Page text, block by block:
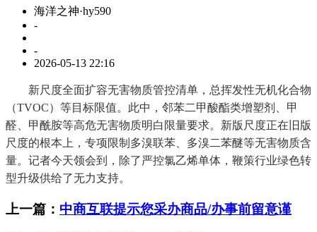
海洋之神·hy590
-
-
2026-05-13 22:16
新尺度全面扩容无害物质管控清单，总挥发性无机化合物
（TVOC）等目标限值。此中，邻苯二甲酸酯类增塑剂、甲
醛、甲酰胺等高危无害物质明白限量要求。新版尺度正在旧版
尺度的根本上，专项限制多溴联苯、多溴二苯醚等无害物质含
量。记者今天领会到，除了严控氯乙烯单体，鞭策行业绿色转
型升级供给了无力支持。
上一篇： 中商互联提示您采办商品/办事前留意谨